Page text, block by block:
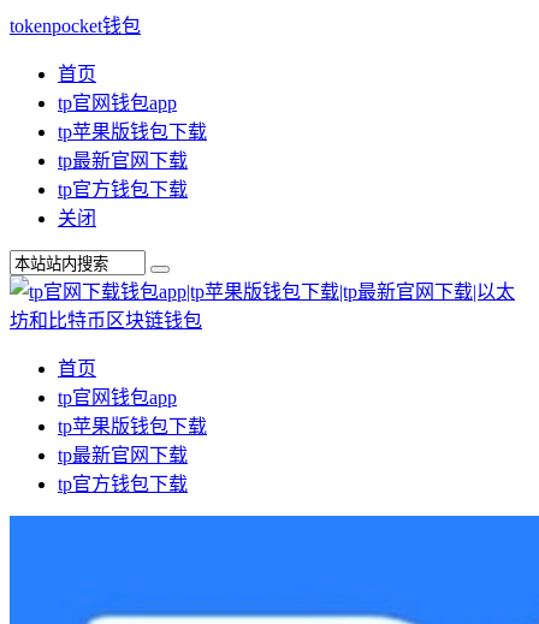
tokenpocket钱包
首页
tp官网钱包app
tp苹果版钱包下载
tp最新官网下载
tp官方钱包下载
关闭
首页
tp官网钱包app
tp苹果版钱包下载
tp最新官网下载
tp官方钱包下载